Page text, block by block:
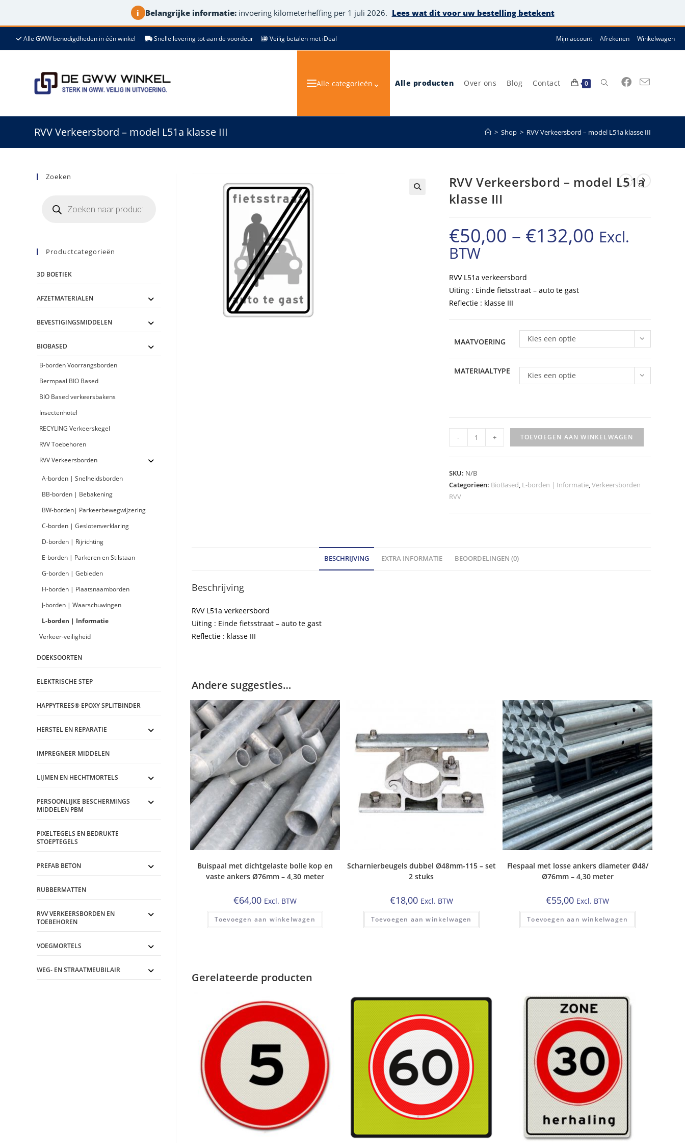
i Belangrijke informatie:invoering kilometerheffing per 1 juli 2026. Lees wat dit voor uw bestelling betekent
Mijn account Afrekenen Winkelwagen
Alle GWW benodigdheden in één winkel Snelle levering tot aan de voordeur Veilig betalen met iDeal
Alle categorieën ⌄ Alle producten Over ons Blog Contact 0 Toggle
site
RVV Verkeersbord – model L51a klasse III > Shop > RVV Verkeersbord – model L51a klasse III
RVV Verkeersbord – model L51a
klasse III
€50,00 – €132,00 Prijsklasse:
Excl.
BTW
RVV L51a verkeersbord
Uiting : Einde fietsstraat – auto te gast
Reflectie : klasse III
MAATVOERING Kies een optie
MATERIAALTYPE Kies een optie
Verkeersbord
model
L51a
klasse
- + TOEVOEGEN AAN WINKELWAGEN
SKU: N/B
Categorieën: BioBased, L-borden | Informatie,Verkeersborden
RVV
BESCHRIJVING EXTRA INFORMATIE BEOORDELINGEN (0)
Beschrijving
RVV L51a verkeersbord
Uiting : Einde fietsstraat – auto te gast
Reflectie : klasse III
Andere suggesties…
Buispaal met dichtgelaste bolle kop en
vaste ankers Ø76mm – 4,30 meter
€64,00 Excl. BTW
Toevoegen aan winkelwagen
Scharnierbeugels dubbel Ø48mm-115 – set
2 stuks
€18,00 Excl. BTW
Toevoegen aan winkelwagen
Flespaal met losse ankers diameter Ø48/
Ø76mm – 4,30 meter
€55,00 Excl. BTW
Toevoegen aan winkelwagen
Gerelateerde producten
Zoeken
zoeken
Productcategorieën
3D BOETIEK
AFZETMATERIALEN
BEVESTIGINGSMIDDELEN
BIOBASED
B-borden Voorrangsborden
Bermpaal BIO Based
BIO Based verkeersbakens
Insectenhotel
RECYLING Verkeerskegel
RVV Toebehoren
RVV Verkeersborden
A-borden | Snelheidsborden
BB-borden | Bebakening
BW-borden| Parkeerbewegwijzering
C-borden | Geslotenverklaring
D-borden | Rijrichting
E-borden | Parkeren en Stilstaan
G-borden | Gebieden
H-borden | Plaatsnaamborden
J-borden | Waarschuwingen
L-borden | Informatie
Verkeer-veiligheid
DOEKSOORTEN
ELEKTRISCHE STEP
HAPPYTREES® EPOXY SPLITBINDER
HERSTEL EN REPARATIE
IMPREGNEER MIDDELEN
LIJMEN EN HECHTMORTELS
PERSOONLIJKE BESCHERMINGS
MIDDELEN PBM
PIXELTEGELS EN BEDRUKTE
STOEPTEGELS
PREFAB BETON
RUBBERMATTEN
RVV VERKEERSBORDEN EN
TOEBEHOREN
VOEGMORTELS
WEG- EN STRAATMEUBILAIR